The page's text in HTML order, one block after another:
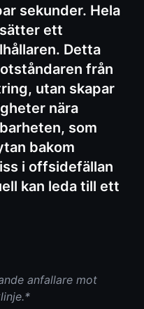
sekunder. Hela
ett
Detta
från
utan skapar
nära
som
bakom
i offsidefällan
kan leda till ett
anfallare mot